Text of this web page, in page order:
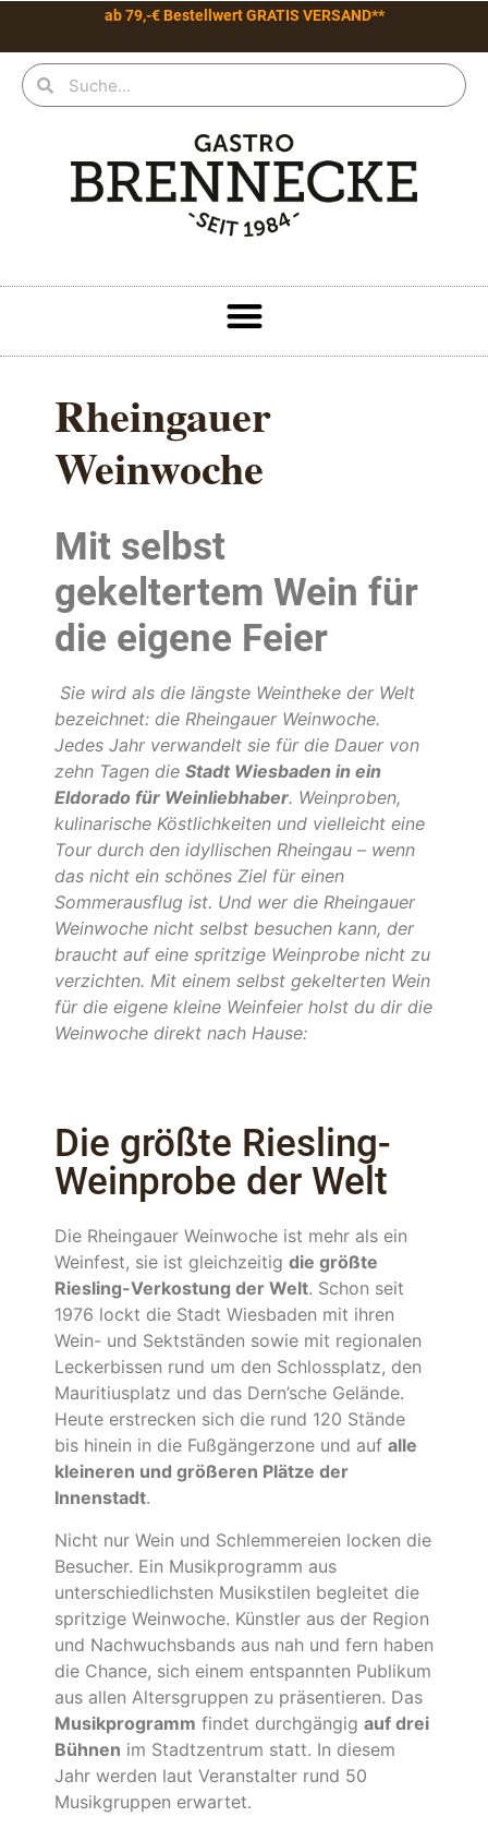
ab 79,-€ Bestellwert GRATIS VERSAND**
Rheingauer
Weinwoche
Mit selbst
gekeltertem Wein für
die eigene Feier
Sie wird als die längste Weintheke der Welt
bezeichnet: die Rheingauer Weinwoche.
Jedes Jahr verwandelt sie für die Dauer von
zehn Tagen die Stadt Wiesbaden in ein
Eldorado für Weinliebhaber. Weinproben,
kulinarische Köstlichkeiten und vielleicht eine
Tour durch den idyllischen Rheingau – wenn
das nicht ein schönes Ziel für einen
Sommerausflug ist. Und wer die Rheingauer
Weinwoche nicht selbst besuchen kann, der
braucht auf eine spritzige Weinprobe nicht zu
verzichten. Mit einem selbst gekelterten Wein
für die eigene kleine Weinfeier holst du dir die
Weinwoche direkt nach Hause:
Die größte Riesling-
Weinprobe der Welt
Die Rheingauer Weinwoche ist mehr als ein
Weinfest, sie ist gleichzeitig die größte
Riesling-Verkostung der Welt. Schon seit
1976 lockt die Stadt Wiesbaden mit ihren
Wein- und Sektständen sowie mit regionalen
Leckerbissen rund um den Schlossplatz, den
Mauritiusplatz und das Dern’sche Gelände.
Heute erstrecken sich die rund 120 Stände
bis hinein in die Fußgängerzone und auf alle
kleineren und größeren Plätze der
Innenstadt.
Nicht nur Wein und Schlemmereien locken die
Besucher. Ein Musikprogramm aus
unterschiedlichsten Musikstilen begleitet die
spritzige Weinwoche. Künstler aus der Region
und Nachwuchsbands aus nah und fern haben
die Chance, sich einem entspannten Publikum
aus allen Altersgruppen zu präsentieren. Das
Musikprogramm findet durchgängig auf drei
Bühnen im Stadtzentrum statt. In diesem
Jahr werden laut Veranstalter rund 50
Musikgruppen erwartet.